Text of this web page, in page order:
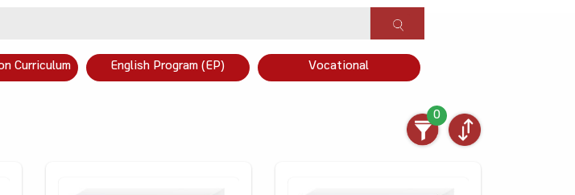
Curriculum English Program (EP) Vocational
0